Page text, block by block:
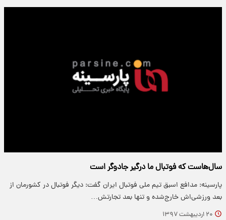
سال‌هاست که فوتبال ما درگیر جادوگر است
پارسینه: مدافع اسبق تیم ملی فوتبال ایران گفت: دیگر فوتبال در کشورمان از
بعد ورزشی‌اش خارج‌شده و تنها بعد تجارتش…
۲۰ اردیبهشت ۱۳۹۷